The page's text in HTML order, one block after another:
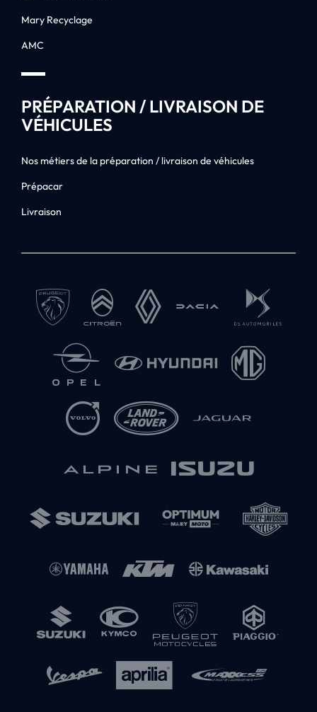
Mary Recyclage
AMC
PRÉPARATION / LIVRAISON DE
VÉHICULES
Nos métiers de la préparation / livraison de véhicules
Prépacar
Livraison